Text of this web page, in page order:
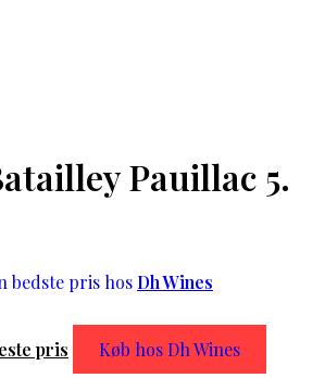
Pauillac 5.
bedste pris hos Dh Wines
pris Køb hos Dh Wines